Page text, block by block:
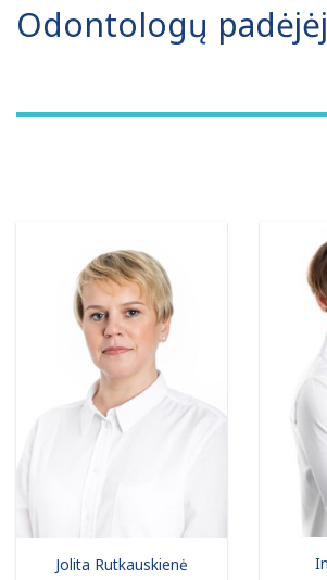
Odontologų
Jolita Rutkauskienė